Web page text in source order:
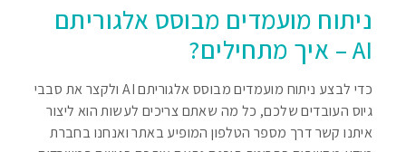
ניתוח מועמדים מבוסס אלגוריתם
AI – איך מתחילים?
כדי לבצע ניתוח מועמדים מבוסס אלגוריתם AI ולקצר את סבבי
גיוס העובדים שלכם, כל מה שאתם צריכים לעשות הוא ליצור
איתנו קשר דרך מספר הטלפון המופיע באתר ואנחנו בחברת